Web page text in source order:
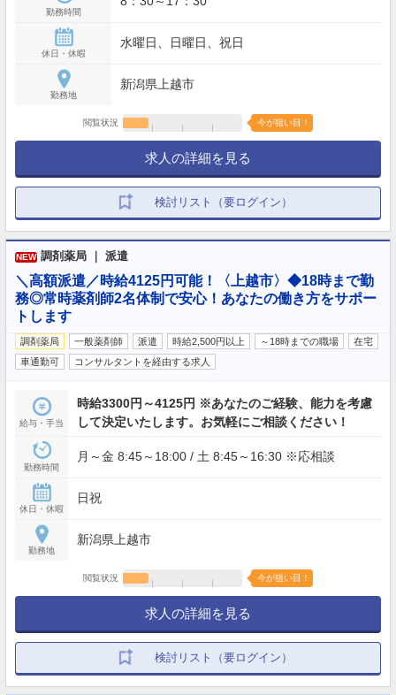
勤務時間
休日・休暇
水曜日、日曜日、祝日
勤務地
新潟県上越市
閲覧状況 今が狙い目！
求人の詳細を見る
検討リスト（要ログイン）
NEW 調剤薬局 ｜ 派遣
＼高額派遣／時給4125円可能！〈上越市〉◆18時まで勤
務◎常時薬剤師2名体制で安心！あなたの働き方をサポー
トします
調剤薬局 一般薬剤師 派遣 時給2,500円以上 ～18時までの職場
在宅
車通勤可
コンサルタントを経由する求人
給与・手当
時給3300円～4125円 ※あなたのご経験、能力を考慮
して決定いたします。お気軽にご相談ください！
勤務時間
月～金 8:45～18:00 / 土 8:45～16:30 ※応相談
休日・休暇
日祝
勤務地
新潟県上越市
閲覧状況 今が狙い目！
求人の詳細を見る
検討リスト（要ログイン）